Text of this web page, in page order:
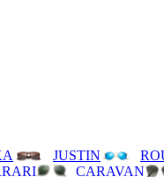
JUSTIN
CARAVAN